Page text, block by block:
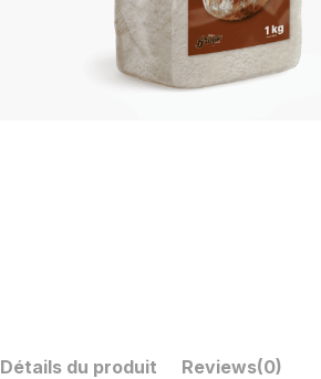
Détails du produit Reviews(0)